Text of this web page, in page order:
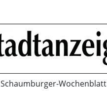
Schaumburger-Wochenblatt